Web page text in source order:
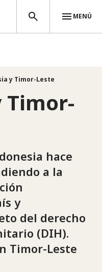
MENÚ
y Timor-Leste
Timor-
hace
a la
y
del derecho
(DIH).
Timor-Leste